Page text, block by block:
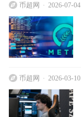
币超网 2026-07-04
币超网 2026-03-10